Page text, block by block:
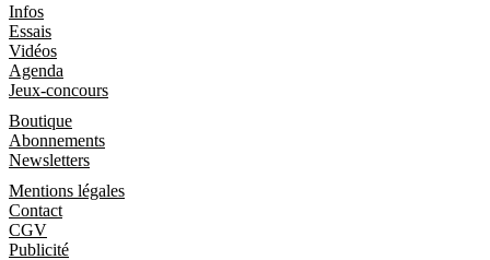
Infos
Essais
Vidéos
Agenda
Jeux-concours
Boutique
Abonnements
Newsletters
Mentions légales
Contact
CGV
Publicité